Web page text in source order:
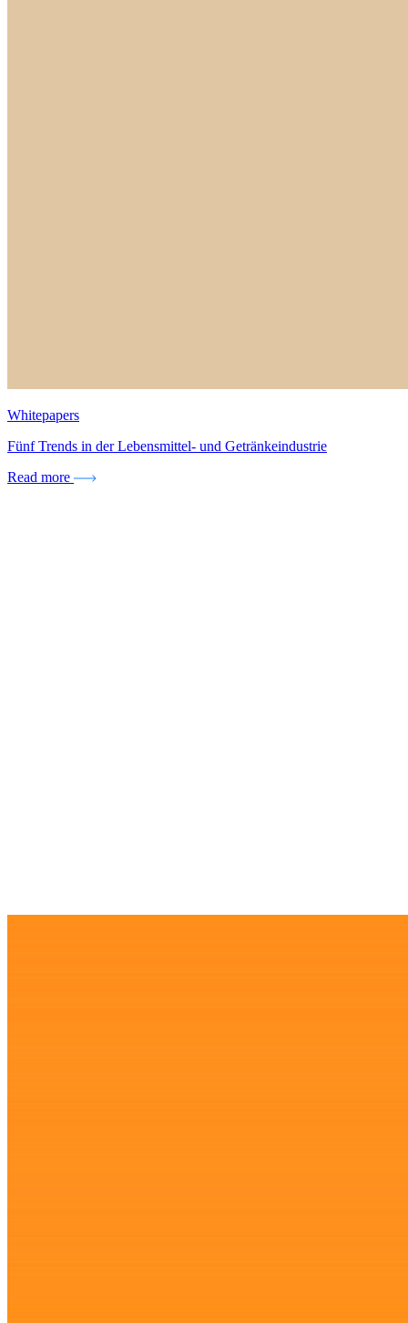
Whitepapers
Fünf Trends in der Lebensmittel- und Getränkeindustrie
Read more